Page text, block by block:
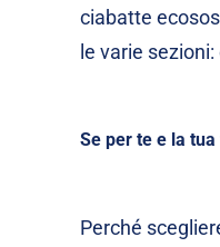
ciabatte
le varie sezioni:
Se per te e la
Perché